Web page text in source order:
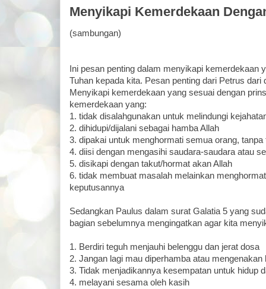
Menyikapi Kemerdekaan
(sambungan)
Ini pesan penting dalam menyikapi kemerdekaan
Tuhan kepada kita. Pesan penting dari Petrus dari
Menyikapi kemerdekaan yang sesuai dengan
kemerdekaan yang:
1. tidak disalahgunakan untuk melindungi
2. dihidupi/dijalani sebagai hamba Allah
3. dipakai untuk menghormati semua orang, tanpa
4. diisi dengan mengasihi saudara-saudara atau
5. disikapi dengan takut/hormat akan Allah
6. tidak membuat masalah melainkan
keputusannya
Sedangkan Paulus dalam surat Galatia 5 yang
bagian sebelumnya mengingatkan agar kita
1. Berdiri teguh menjauhi belenggu dan jerat dosa
2. Jangan lagi mau diperhamba atau
3. Tidak menjadikannya kesempatan untuk hidup
4. melayani sesama oleh kasih